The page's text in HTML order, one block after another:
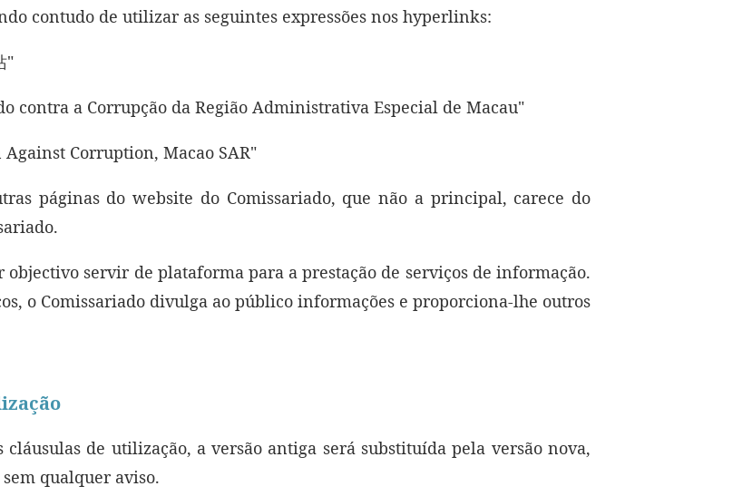
contudo de utilizar as seguintes expressões nos hyperlinks:
"
contra a Corrupção da Região Administrativa Especial de Macau"
Corruption, Macao SAR"
páginas do website do Comissariado, que não a principal, carece do
objectivo servir de plataforma para a prestação de serviços de informação.
o Comissariado divulga ao público informações e proporciona-lhe outros
cláusulas de utilização, a versão antiga será substituída pela versão nova,
qualquer aviso.